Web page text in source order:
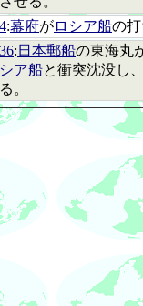
:幕府がロシア船の打
: 日本郵船の東海丸
ア船と衝突沈没し
。